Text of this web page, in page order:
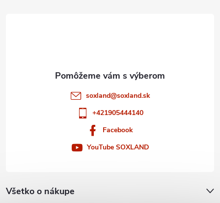
soxland@soxland.sk
+421905444140
Facebook
YouTube SOXLAND
Všetko o nákupe